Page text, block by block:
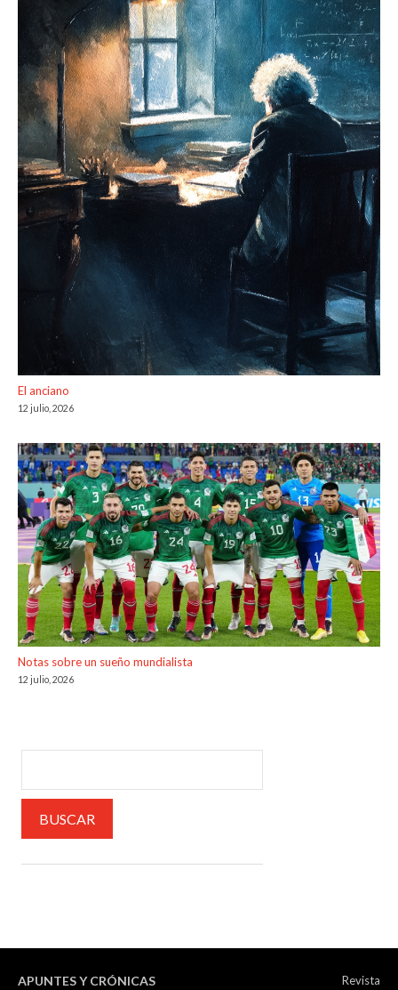
El anciano
12 julio, 2026
Notas sobre un sueño mundialista
12 julio, 2026
APUNTES Y CRÓNICAS Revista